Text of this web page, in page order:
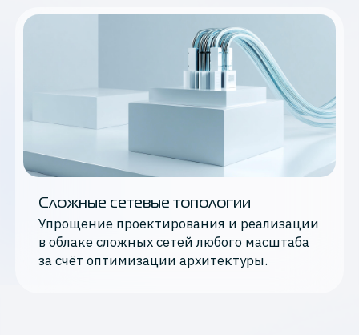
Сложные сетевые топологии
Упрощение проектирования и реализации
в облаке сложных сетей любого масштаба
за счёт оптимизации архитектуры.